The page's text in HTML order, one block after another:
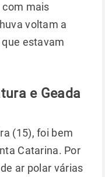
com mais
voltam a
estavam
e Geada
(15), foi bem
Catarina. Por
ar polar várias